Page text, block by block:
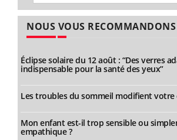
NOUS VOUS RECOMMANDONS
Éclipse solaire du 12 août : “Des verres
indispensable pour la santé des yeux”
Les troubles du sommeil modifient votre
Mon enfant est-il trop sensible ou
empathique ?